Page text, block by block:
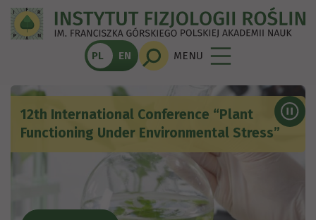
INSTYTUT
PL EN MENU
12th International Conference “Plant
Functioning Under Environmental Stress”